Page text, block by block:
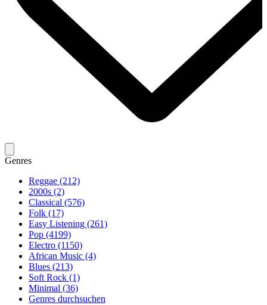
Genres
Reggae (212)
2000s (2)
Classical (576)
Folk (17)
Easy Listening (261)
Pop (4199)
Electro (1150)
African Music (4)
Blues (213)
Soft Rock (1)
Minimal (36)
Genres durchsuchen